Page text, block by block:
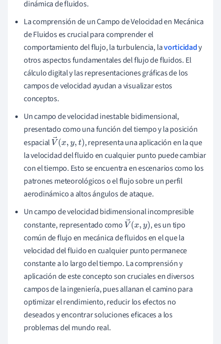
dinámica de fluidos.
La comprensión de un Campo de Velocidad en Mecánica
de Fluidos es crucial para comprender el
comportamiento del flujo, la turbulencia, lavorticidady
otros aspectos fundamentales del flujo de fluidos. El
cálculo digital y las representaciones gráficas de los
campos de velocidad ayudan a visualizar estos
conceptos.
Un campo de velocidad inestable bidimensional,
presentado como una función del tiempo y la posición
espacial V→(x,y,t)
, representa una aplicación en la que
la velocidad del fluido en cualquier punto puede cambiar
con el tiempo. Esto se encuentra en escenarios como los
patrones meteorológicos o el flujo sobre un perfil
aerodinámico a altos ángulos de ataque.
Un campo de velocidad bidimensional incompresible
constante, representado como V→(x,y) , es un tipo
común de flujo en mecánica de fluidos en el que la
velocidad del fluido en cualquier punto permanece
constante a lo largo del tiempo. La comprensión y
aplicación de este concepto son cruciales en diversos
campos de la ingeniería, pues allanan el camino para
optimizar el rendimiento, reducir los efectos no
deseados y encontrar soluciones eficaces a los
problemas del mundo real.